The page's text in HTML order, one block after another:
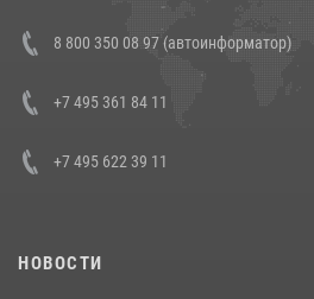
В Росгвардии прошла военно-научная
боевого опыта
8 800 350 08 97 (автоинформатор)
+7 495 361 84 11
+7 495 622 39 11
НОВОСТИ